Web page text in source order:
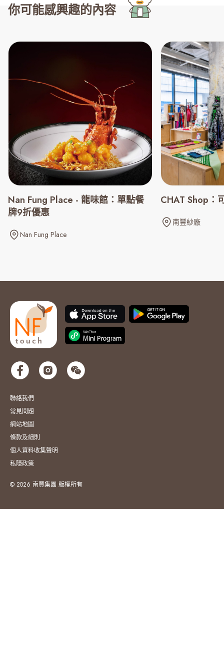
你可能感興趣的內容
Nan Fung Place - 龍味館：單點餐
牌9折優惠
Nan Fung Place
CHAT Shop：
南豐紗廠
聯絡我們
常見問題
網站地圖
條款及細則
個人資料收集聲明
私隱政策
© 2026 南豐集團 版權所有